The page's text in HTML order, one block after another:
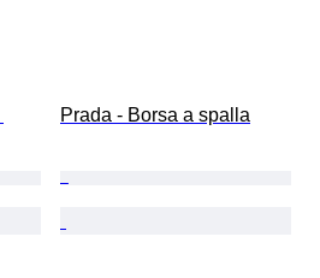
Prada - Borsa a spalla